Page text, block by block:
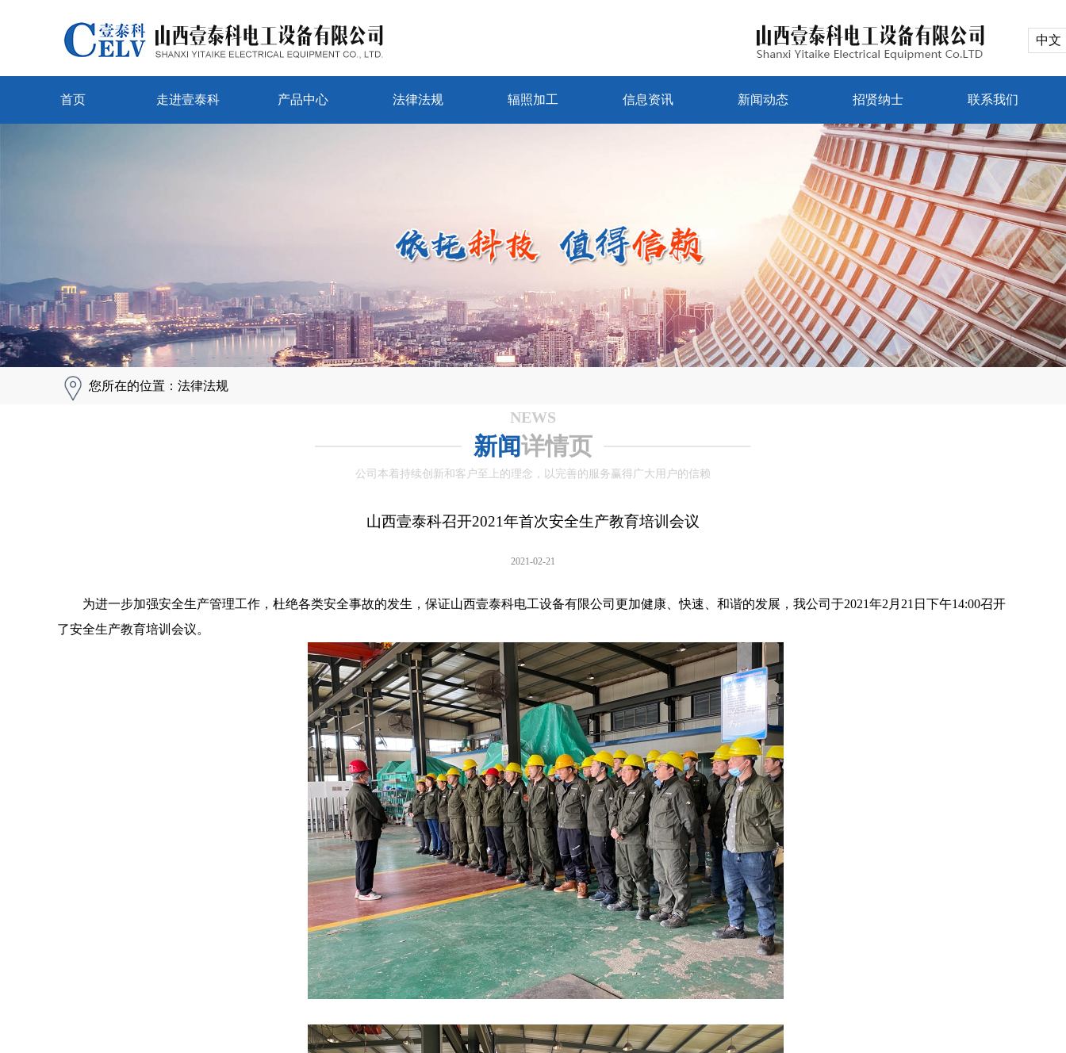
中文
首页 走进壹泰科 产品中心 法律法规 辐照加工 信息资讯 新闻动态 招贤纳士 联系我们
您所在的位置：法律法规
NEWS
新闻详情页
公司本着持续创新和客户至上的理念，以完善的服务赢得广大用户的信赖
山西壹泰科召开2021年首次安全生产教育培训会议
2021-02-21
为进一步加强安全生产管理工作，杜绝各类安全事故的发生，保证山西壹泰科电工设备有限公司更加健康、快速、和谐的发展，我公司于2021年2月21日下午14:00召开
了安全生产教育培训会议。